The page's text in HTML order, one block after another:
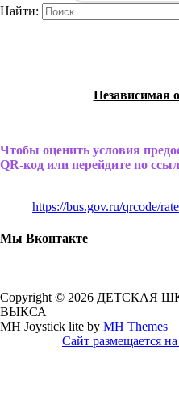
Найти:
Независимая
Чтобы оценить условия
QR-код или перейдите по
https://bus.gov.ru/qrcode/
Мы Вконтакте
Copyright © 2026 ДЕТСКАЯ
ВЫКСА
MH Joystick lite by MH Themes
Сайт размещается